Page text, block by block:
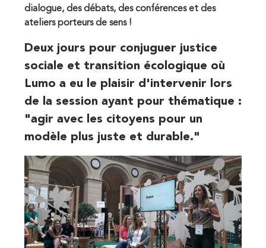
dialogue, des débats, des conférences et des
ateliers porteurs de sens !
Deux jours pour conjuguer justice
sociale et transition écologique où
Lumo a eu le plaisir d'intervenir lors
de la session ayant pour thématique :
"agir avec les citoyens pour un
modèle plus juste et durable."